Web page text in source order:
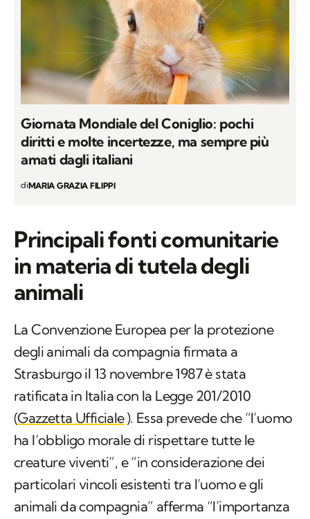
Giornata Mondiale del Coniglio: pochi
diritti e molte incertezze, ma sempre più
amati dagli italiani
diMARIA GRAZIA FILIPPI
Principali fonti comunitarie
in materia di tutela degli
animali
La Convenzione Europea per la protezione
degli animali da compagnia firmata a
Strasburgo il 13 novembre 1987 è stata
ratificata in Italia con la Legge 201/2010
(Gazzetta Ufficiale). Essa prevede che “l’uomo
ha l’obbligo morale di rispettare tutte le
creature viventi”, e “in considerazione dei
particolari vincoli esistenti tra l’uomo e gli
animali da compagnia” afferma “l’importanza